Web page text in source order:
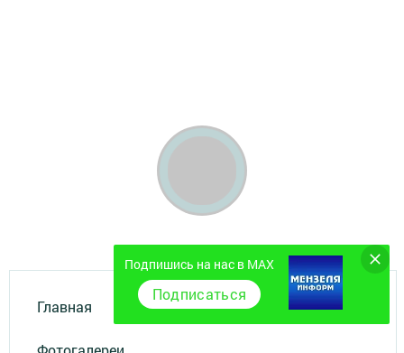
Главная
Подпишись на нас в MAX
Подписаться